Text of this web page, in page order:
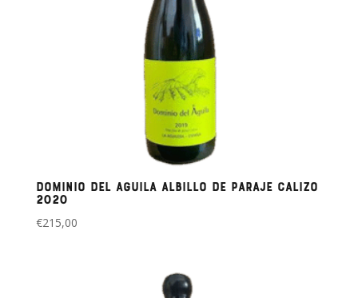
Dominio del Aguila Albillo de Paraje Calizo
2020
€215,00